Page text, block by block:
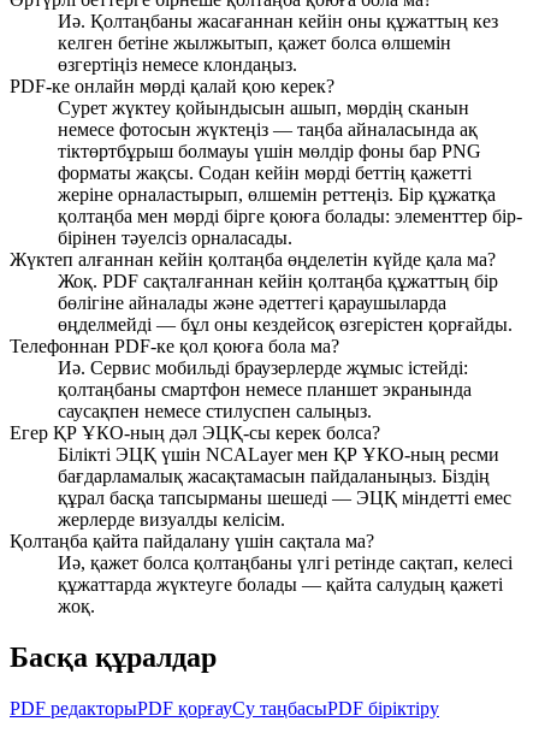
Иә. Қолтаңбаны жасағаннан кейін оны құжаттың кез
келген бетіне жылжытып, қажет болса өлшемін
өзгертіңіз немесе клондаңыз.
PDF-ке онлайн мөрді қалай қою керек?
Сурет жүктеу қойындысын ашып, мөрдің сканын
немесе фотосын жүктеңіз — таңба айналасында ақ
тіктөртбұрыш болмауы үшін мөлдір фоны бар PNG
форматы жақсы. Содан кейін мөрді беттің қажетті
жеріне орналастырып, өлшемін реттеңіз. Бір құжатқа
қолтаңба мен мөрді бірге қоюға болады: элементтер бір-
бірінен тәуелсіз орналасады.
Жүктеп алғаннан кейін қолтаңба өңделетін күйде қала ма?
Жоқ. PDF сақталғаннан кейін қолтаңба құжаттың бір
бөлігіне айналады және әдеттегі қараушыларда
өңделмейді — бұл оны кездейсоқ өзгерістен қорғайды.
Телефоннан PDF-ке қол қоюға бола ма?
Иә. Сервис мобильді браузерлерде жұмыс істейді:
қолтаңбаны смартфон немесе планшет экранында
саусақпен немесе стилуспен салыңыз.
Егер ҚР ҰКО-ның дәл ЭЦҚ-сы керек болса?
Білікті ЭЦҚ үшін NCALayer мен ҚР ҰКО-ның ресми
бағдарламалық жасақтамасын пайдаланыңыз. Біздің
құрал басқа тапсырманы шешеді — ЭЦҚ міндетті емес
жерлерде визуалды келісім.
Қолтаңба қайта пайдалану үшін сақтала ма?
Иә, қажет болса қолтаңбаны үлгі ретінде сақтап, келесі
құжаттарда жүктеуге болады — қайта салудың қажеті
жоқ.
Басқа құралдар
PDF редакторыPDF қорғауСу таңбасыPDF біріктіру